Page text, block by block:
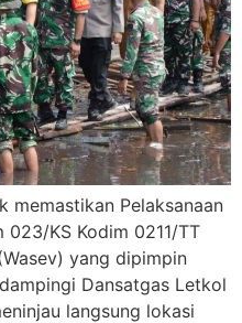
memastikan Pelaksanaan
023/KS Kodim 0211/TT
yang dipimpin
Dansatgas Letkol
langsung lokasi